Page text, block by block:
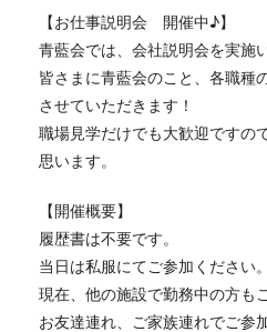
【お仕事説明会 開催中♪】
青藍会では、会社説明会を実施
皆さまに青藍会のこと、各職種
させていただきます！
職場見学だけでも大歓迎ですの
思います。
【開催概要】
履歴書は不要です。
当日は私服にてご参加ください。
現在、他の施設で勤務中の方も
お友達連れ、ご家族連れでご参